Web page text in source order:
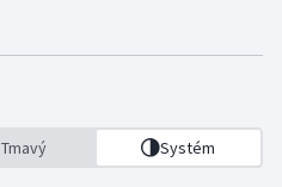
Tmavý Systém